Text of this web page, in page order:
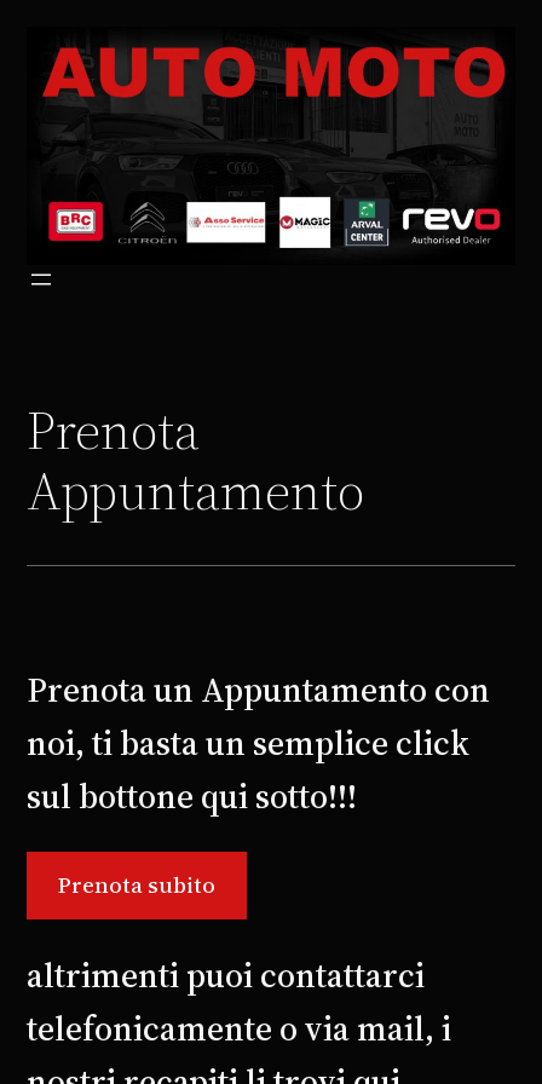
contenuto
Prenota
Appuntamento
Prenota un Appuntamento con
noi, ti basta un semplice click
sul bottone qui sotto!!!
Prenota subito
altrimenti puoi contattarci
telefonicamente o via mail, i